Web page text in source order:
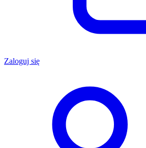
Zaloguj się